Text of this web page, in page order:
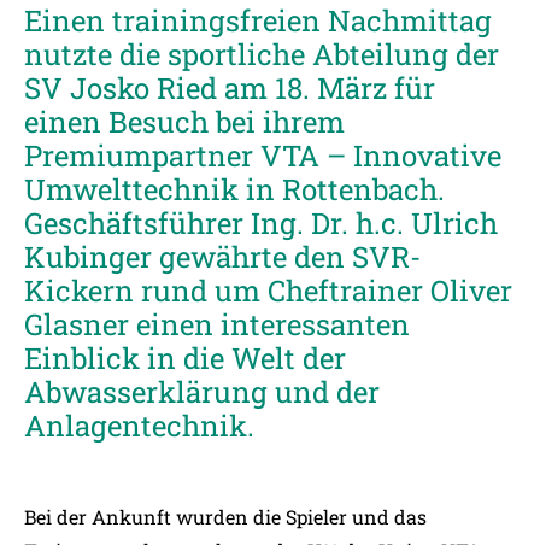
Einen trainingsfreien Nachmittag
nutzte die sportliche Abteilung der
SV Josko Ried am 18. März für
einen Besuch bei ihrem
Premiumpartner VTA – Innovative
Umwelttechnik in Rottenbach.
Geschäftsführer Ing. Dr. h.c. Ulrich
Kubinger gewährte den SVR-
Kickern rund um Cheftrainer Oliver
Glasner einen interessanten
Einblick in die Welt der
Abwasserklärung und der
Anlagentechnik.
Bei der Ankunft wurden die Spieler und das